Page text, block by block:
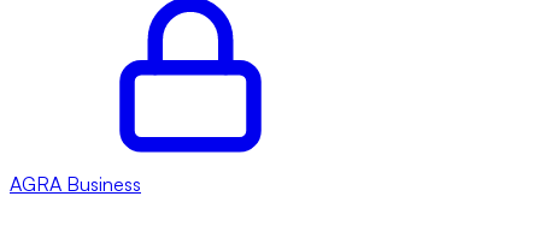
AGRA Business